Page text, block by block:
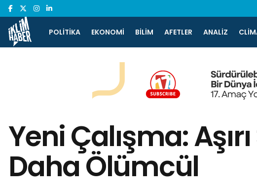
POLITIKA EKONOMI BILIM AFETLER ANALIZ
Yeni Çalışma:
Daha Ölümcül